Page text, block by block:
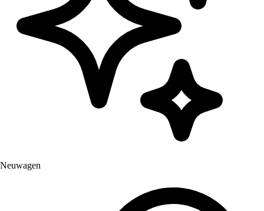
Neuwagen